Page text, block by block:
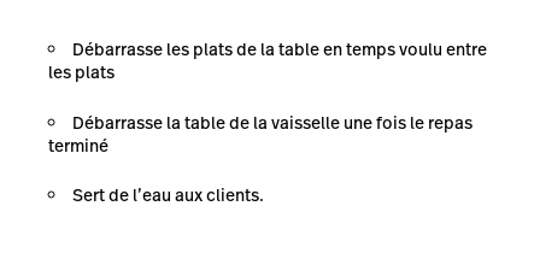
Débarrasse les plats de la table en temps voulu entre
les plats
Débarrasse la table de la vaisselle une fois le repas
terminé
Sert de l’eau aux clients.